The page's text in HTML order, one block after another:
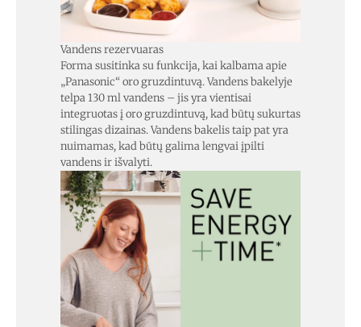
Vandens rezervuaras
Forma susitinka su funkcija, kai kalbama apie
„Panasonic“ oro gruzdintuvą. Vandens bakelyje
telpa 130 ml vandens – jis yra vientisai
integruotas į oro gruzdintuvą, kad būtų sukurtas
stilingas dizainas. Vandens bakelis taip pat yra
nuimamas, kad būtų galima lengvai įpilti
vandens ir išvalyti.